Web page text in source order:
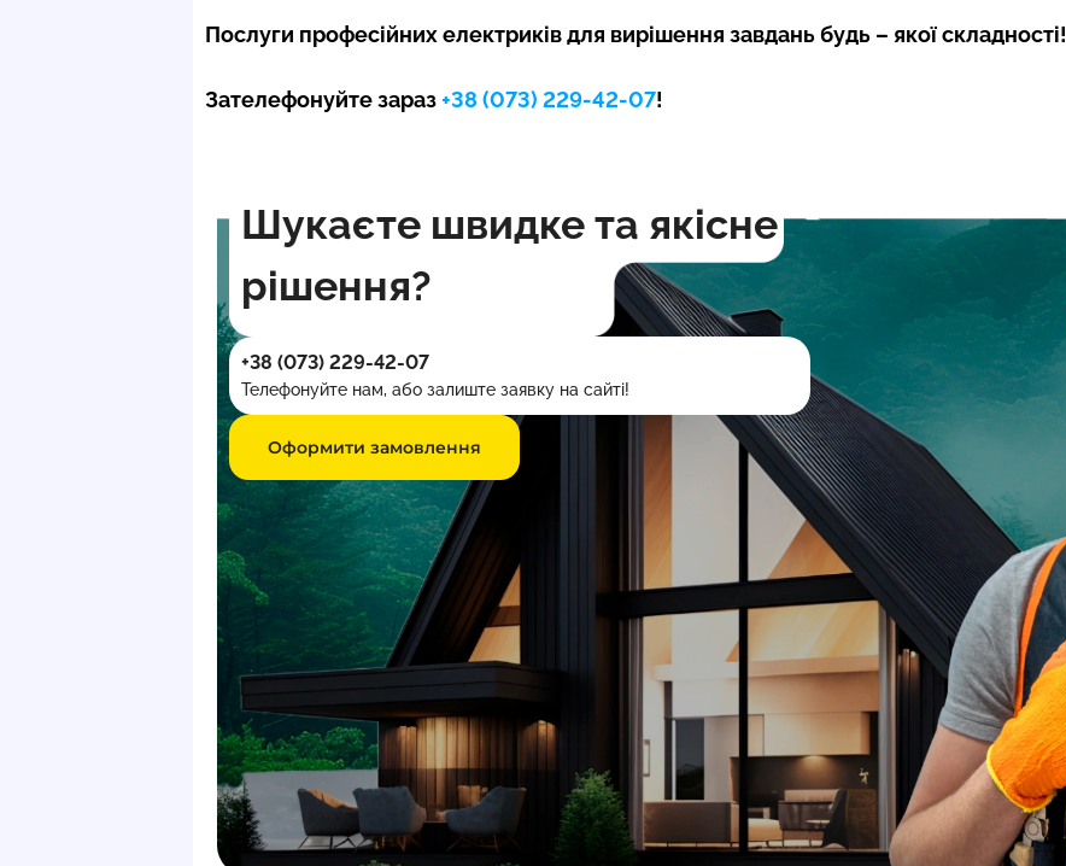
Послуги професійних електриків для вирішення завдань будь – якої складності!
Зателефонуйте зараз+38 (073) 229-42-07!
Шукаєте швидке та якісне
рішення?
+38 (073) 229-42-07
Телефонуйте нам, або залиште заявку на сайті!
Оформити замовлення